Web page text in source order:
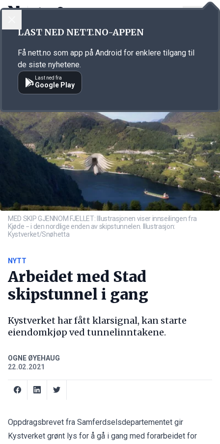
Annonsørinnhold
MED SKIP GJENNOM FJELLET: Illustrasjonen viser innseilingen fra
Kjøde − i den nordlige enden av skipstunnelen. Illustrasjon:
Kystverket/Snøhetta
NYTT
Arbeidet med Stad
skipstunnel i gang
Kystverket har fått klarsignal, kan starte
eiendomkjøp ved tunnelinntakene.
OGNE ØYEHAUG
22.02.2021
Oppdragsbrevet fra Samferdselsdepartementet gir
Kystverket grønt lys for å gå i gang med forarbeidet for
LAST NED NETT.NO-APPEN
Få nett.no som app på Android for enklere tilgang til
de siste nyhetene.
Last ned fra
Google Play